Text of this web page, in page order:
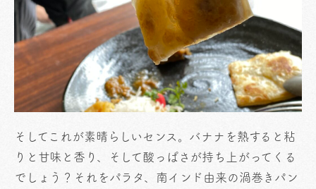
そしてこれが素晴らしいセンス。バナナを熱すると粘
りと甘味と香り、そして酸っぱさが持ち上がってくる
でしょう？それをパラタ、南インド由来の渦巻きパン